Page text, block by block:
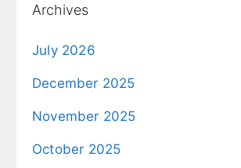
Archives
July 2026
December 2025
November 2025
October 2025